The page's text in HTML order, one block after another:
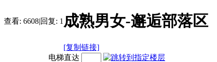
查看: 6608|回复: 1 成熟男女-邂逅部落区
[复制链接]
电梯直达